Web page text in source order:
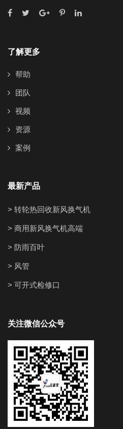
了解更多
帮助
团队
视频
资源
案例
最新产品
> 转轮热回收新风换气机
> 商用新风换气机高端
> 防雨百叶
> 风管
> 可开式检修口
关注微信公众号